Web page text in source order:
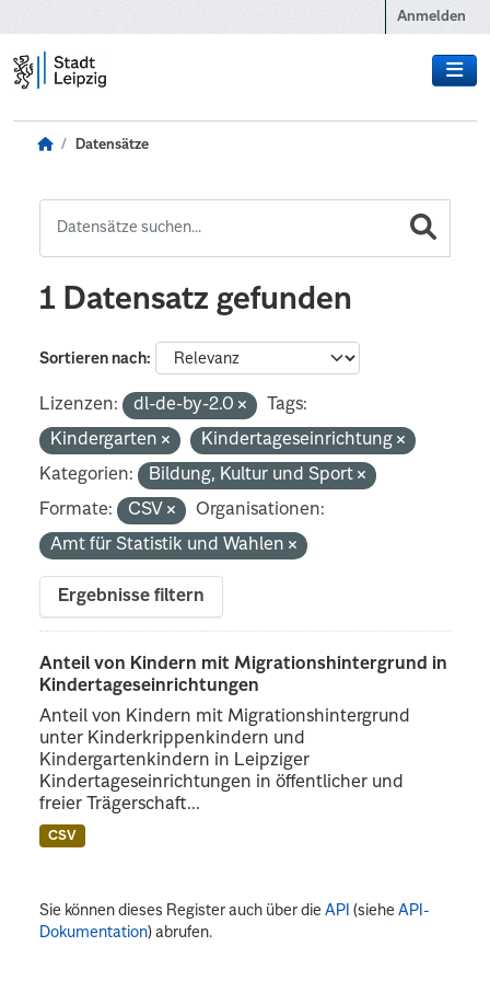
Anmelden
Datensätze
1 Datensatz gefunden
Sortieren nach
Lizenzen: dl-de-by-2.0
Tags:
Kindergarten
Kindertageseinrichtung
Kategorien:
Bildung, Kultur und Sport
Formate:
CSV
Organisationen:
Amt für Statistik und Wahlen
Ergebnisse filtern
Anteil von Kindern mit Migrationshintergrund in
Kindertageseinrichtungen
Anteil von Kindern mit Migrationshintergrund
unter Kinderkrippenkindern und
Kindergartenkindern in Leipziger
Kindertageseinrichtungen in öffentlicher und
freier Trägerschaft...
CSV
Sie können dieses Register auch über dieAPI (sieheAPI-
Dokumentation) abrufen.